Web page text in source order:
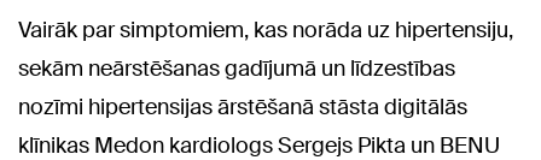
Vairāk par simptomiem, kas norāda uz hipertensiju,
sekām neārstēšanas gadījumā un līdzestības
nozīmi hipertensijas ārstēšanā stāsta digitālās
klīnikas Medon kardiologs Sergejs Pikta un BENU